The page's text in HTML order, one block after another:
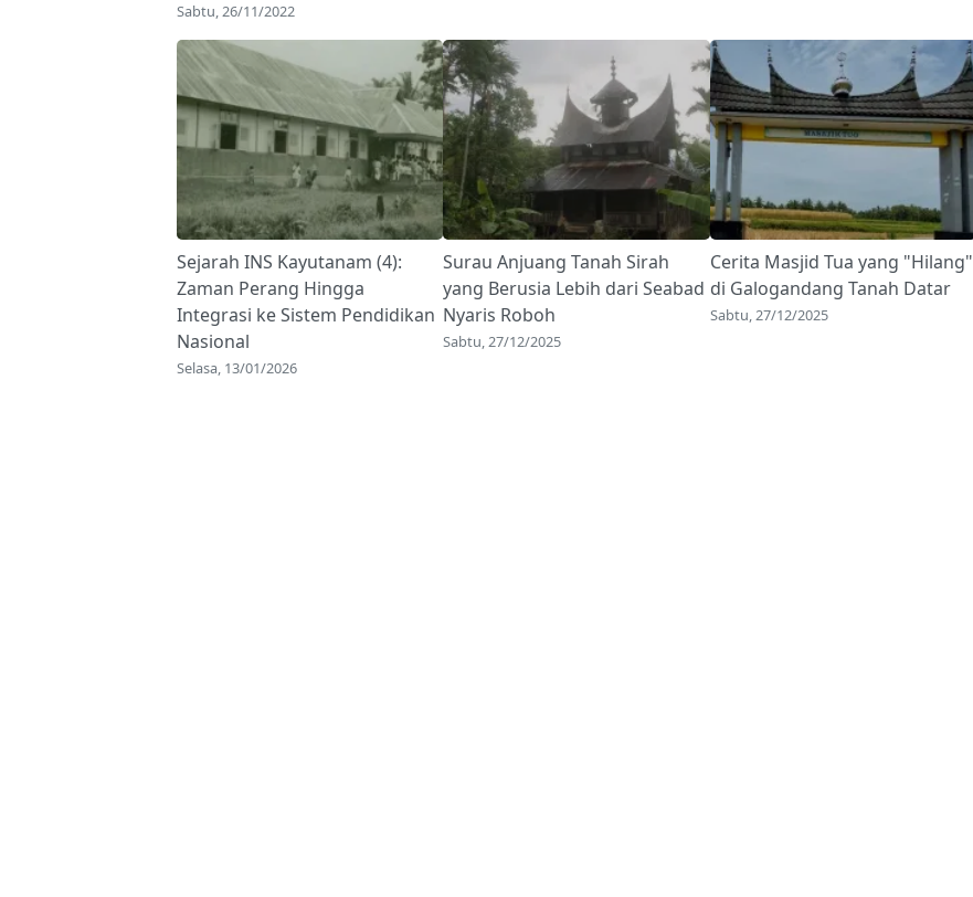
Sabtu, 26/11/2022
Sejarah INS Kayutanam (4):
Zaman Perang Hingga
Integrasi ke Sistem Pendidikan
Nasional
Selasa, 13/01/2026
Surau Anjuang Tanah Sirah
yang Berusia Lebih dari Seabad
Nyaris Roboh
Sabtu, 27/12/2025
Cerita Masjid Tua yang "Hilang"
di Galogandang Tanah Datar
Sabtu, 27/12/2025